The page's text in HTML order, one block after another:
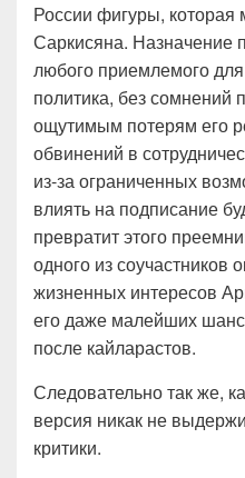
России фигуры, которая
Саркисяна. Назначение
любого приемлемого
политика, без сомнений
ощутимым потерям его
обвинений в
из-за ограниченных
влиять на подписание
превратит этого
одного из соучастников
жизненных интересов
его даже малейших
после кайларастов.
Следовательно так же,
версия никак не
критики.